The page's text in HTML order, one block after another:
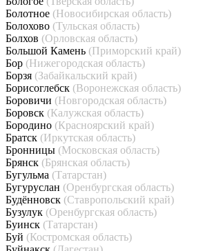
Болотное (Новосибирская область)
Болохово (Тульская область)
Болхов (Орловская область)
Большой Камень (Приморский край)
Бор (Нижегородская область)
Борзя (Забайкальский край)
Борисоглебск (Воронежская область)
Боровичи (Новгородская область)
Боровск (Калужская область)
Бородино (Красноярский край)
Братск (Иркутская область)
Бронницы (Московская область)
Брянск (Брянская область)
Бугульма (Татарстан)
Бугуруслан (Оренбургская область)
Будённовск (Ставропольский край)
Бузулук (Оренбургская область)
Буинск (Татарстан)
Буй (Костромская область)